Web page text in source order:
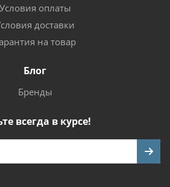
Условия оплаты
доставки
на товар
Блог
Бренды
всегда в курсе!